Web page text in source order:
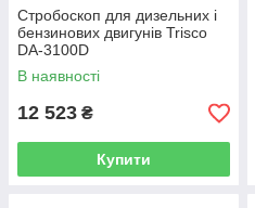
Стробоскоп для дизельних і
бензинових двигунів Trisco
DA-3100D
В наявності
12 523 ₴
Купити